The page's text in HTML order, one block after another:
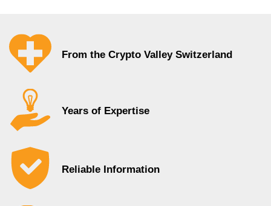
From the Crypto Valley Switzerland
Years of Expertise
Reliable Information